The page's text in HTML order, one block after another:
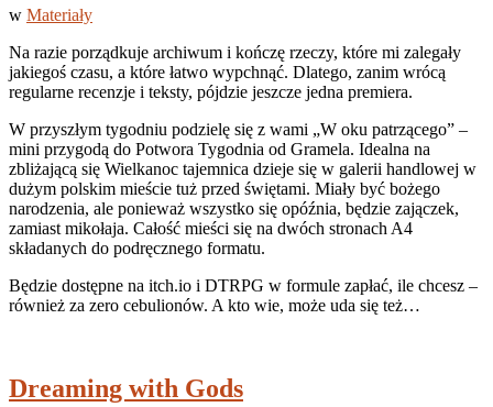
w Materiały
Na razie porządkuje archiwum i kończę rzeczy, które mi zalegały
jakiegoś czasu, a które łatwo wypchnąć. Dlatego, zanim wrócą
regularne recenzje i teksty, pójdzie jeszcze jedna premiera.
W przyszłym tygodniu podzielę się z wami „W oku patrzącego” –
mini przygodą do Potwora Tygodnia od Gramela. Idealna na
zbliżającą się Wielkanoc tajemnica dzieje się w galerii handlowej w
dużym polskim mieście tuż przed świętami. Miały być bożego
narodzenia, ale ponieważ wszystko się opóźnia, będzie zajączek,
zamiast mikołaja. Całość mieści się na dwóch stronach A4
składanych do podręcznego formatu.
Będzie dostępne na itch.io i DTRPG w formule zapłać, ile chcesz –
również za zero cebulionów. A kto wie, może uda się też…
Dreaming with Gods